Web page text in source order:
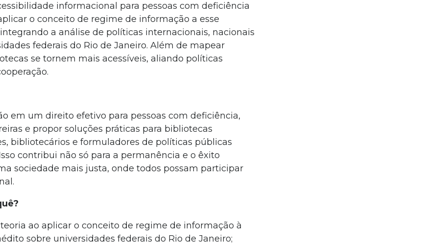
informacional para pessoas com deficiência
o conceito de regime de informação a esse
a análise de políticas internacionais, nacionais
federais do Rio de Janeiro. Além de mapear
se tornem mais acessíveis, aliando políticas
em um direito efetivo para pessoas com deficiência,
e propor soluções práticas para bibliotecas
bibliotecários e formuladores de políticas públicas
contribui não só para a permanência e o êxito
sociedade mais justa, onde todos possam participar
ao aplicar o conceito de regime de informação à
sobre universidades federais do Rio de Janeiro;